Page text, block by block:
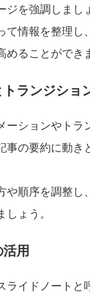
を強調しまし
て情報を整理し
めることができ
ランジショ
ーションやトラ
事の要約に動き
や順序を調整し
しょう。
用
ライドノートと